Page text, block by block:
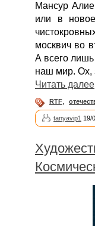
Мансур
или в
москвич во
А всего
наш мир. Ох,
Читать далее
RTF,
tanyavip1 19/